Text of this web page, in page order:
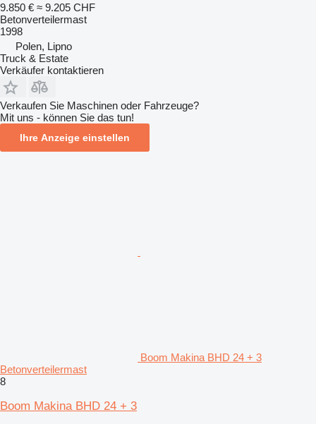
9.850 € ≈ 9.205 CHF
Betonverteilermast
1998
Polen, Lipno
Truck & Estate
Verkäufer kontaktieren
Verkaufen Sie Maschinen oder Fahrzeuge?
Mit uns - können Sie das tun!
Ihre Anzeige einstellen
Boom Makina BHD 24 + 3
Betonverteilermast
8
Boom Makina BHD 24 + 3